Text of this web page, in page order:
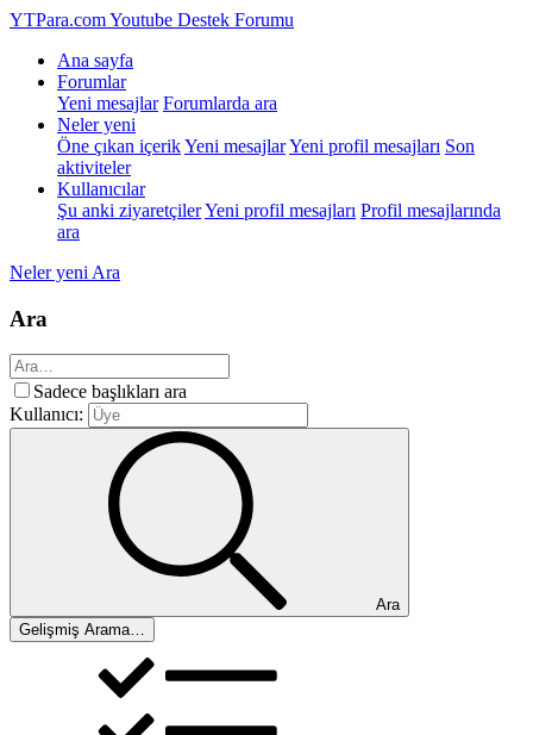
YTPara.comYoutube Destek Forumu
Ana sayfa
Forumlar
Yeni mesajlar Forumlarda ara
Neler yeni
Öne çıkan içerikYeni mesajlarYeni profil mesajları Son
aktiviteler
Kullanıcılar
Şu anki ziyaretçilerYeni profil mesajları Profil mesajlarında
ara
Neler yeni Ara
Ara
Sadece başlıkları ara
Kullanıcı:
Ara
Gelişmiş Arama…